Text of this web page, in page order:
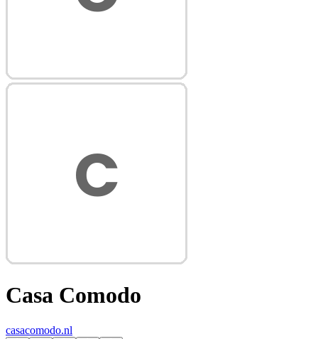
Casa Comodo
casacomodo.nl